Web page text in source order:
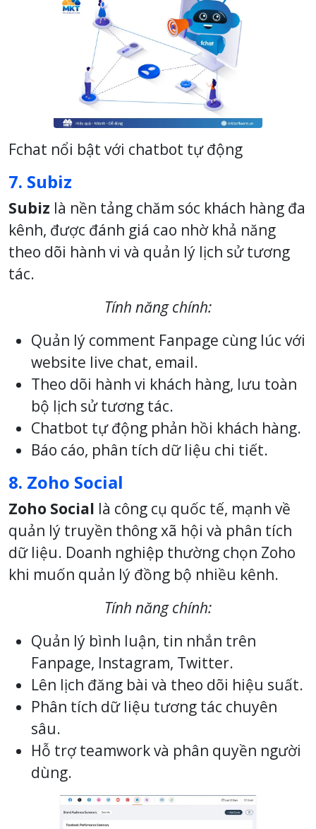
Fchat nổi bật với chatbot tự động
7. Subiz
Subiz là nền tảng chăm sóc khách hàng đa
kênh, được đánh giá cao nhờ khả năng
theo dõi hành vi và quản lý lịch sử tương
tác.
Tính năng chính:
Quản lý comment Fanpage cùng lúc với
website live chat, email.
Theo dõi hành vi khách hàng, lưu toàn
bộ lịch sử tương tác.
Chatbot tự động phản hồi khách hàng.
Báo cáo, phân tích dữ liệu chi tiết.
8. Zoho Social
Zoho Social là công cụ quốc tế, mạnh về
quản lý truyền thông xã hội và phân tích
dữ liệu. Doanh nghiệp thường chọn Zoho
khi muốn quản lý đồng bộ nhiều kênh.
Tính năng chính:
Quản lý bình luận, tin nhắn trên
Fanpage, Instagram, Twitter.
Lên lịch đăng bài và theo dõi hiệu suất.
Phân tích dữ liệu tương tác chuyên
sâu.
Hỗ trợ teamwork và phân quyền người
dùng.